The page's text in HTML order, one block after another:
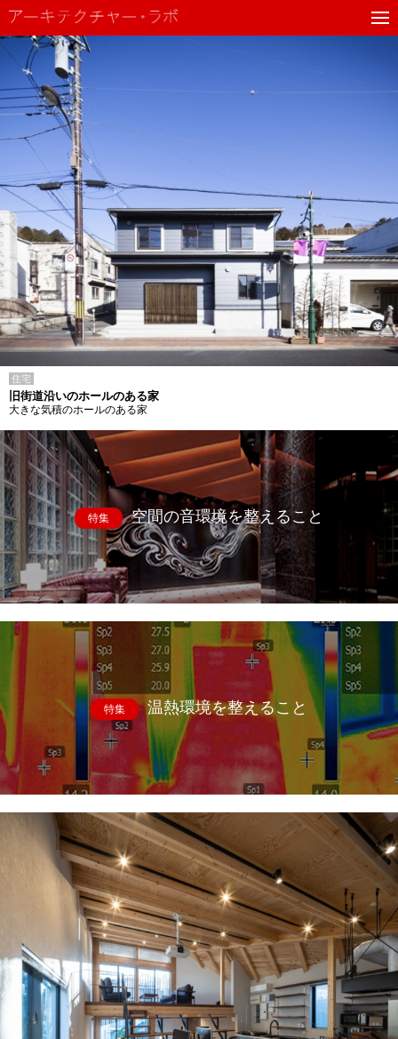
住宅
旧街道沿いのホールのある家
大きな気積のホールのある家
特集 空間の音環境を整えること
特集 温熱環境を整えること